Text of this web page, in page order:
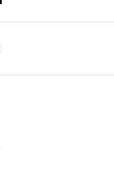
BUSCAR